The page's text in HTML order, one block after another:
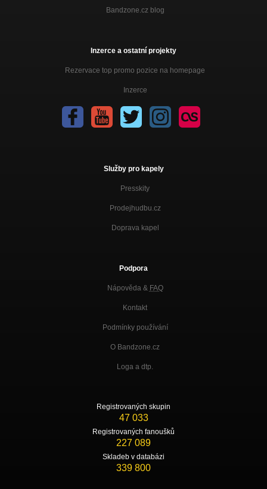
Bandzone.cz blog
Inzerce a ostatní projekty
Rezervace top promo pozice na homepage
Inzerce
Služby pro kapely
Presskity
Prodejhudbu.cz
Doprava kapel
Podpora
Nápověda & FAQ
Kontakt
Podmínky používání
O Bandzone.cz
Loga a dtp.
Registrovaných skupin
47 033
Registrovaných fanoušků
227 089
Skladeb v databázi
339 800